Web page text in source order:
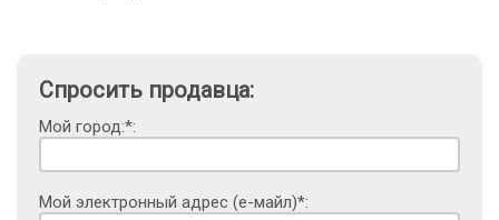
Спросить продавца:
Мой город:*:
Мой электронный адрес (е-майл)*: